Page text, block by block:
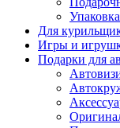
Для
Игры и
Подарки для